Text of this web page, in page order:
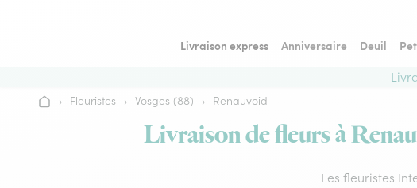
Livraison express Anniversaire Deuil
Accueil
› Fleuristes › Vosges (88) › Renauvoid
Livraison de fleurs à
Les fleuristes